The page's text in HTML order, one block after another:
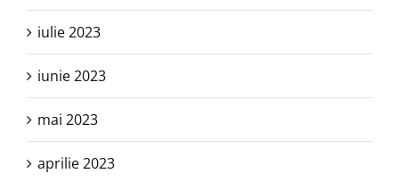
iulie 2023
iunie 2023
mai 2023
aprilie 2023